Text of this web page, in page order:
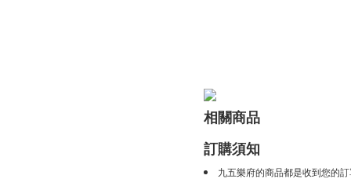
相關商品
訂購須知
九五樂府的商品都是收到您的